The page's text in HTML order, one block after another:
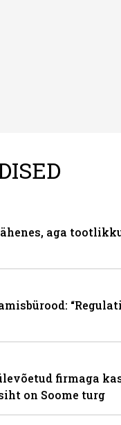
aga
firmaga
on Soome turg